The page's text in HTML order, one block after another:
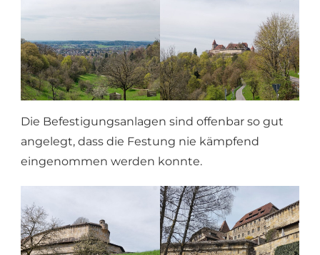
Die Befestigungsanlagen sind offenbar so gut
angelegt, dass die Festung nie kämpfend
eingenommen werden konnte.